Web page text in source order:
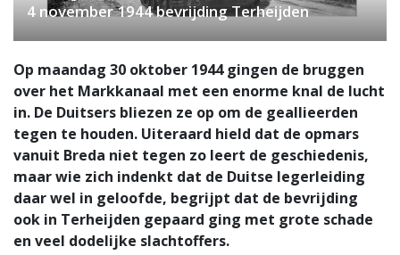
4 november 1944 bevrijding Terheijden
Op maandag 30 oktober 1944 gingen de bruggen
over het Markkanaal met een enorme knal de lucht
in. De Duitsers bliezen ze op om de geallieerden
tegen te houden. Uiteraard hield dat de opmars
vanuit Breda niet tegen zo leert de geschiedenis,
maar wie zich indenkt dat de Duitse legerleiding
daar wel in geloofde, begrijpt dat de bevrijding
ook in Terheijden gepaard ging met grote schade
en veel dodelijke slachtoffers.